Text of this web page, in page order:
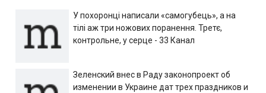
У похоронці написали «самогубець», а на
тілі аж три ножових поранення. Третє,
контрольне, у серце - 33 Канал
Зеленский внес в Раду законопроект об
изменении в Украине дат трех праздников и